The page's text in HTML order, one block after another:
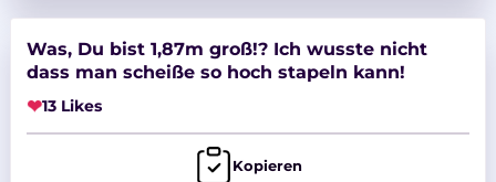
Was, Du bist 1,87m groß!? Ich wusste nicht
dass man scheiße so hoch stapeln kann!
❤13 Likes
Kopieren